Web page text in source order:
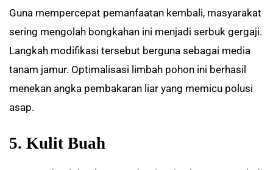
Guna mempercepat pemanfaatan kembali, masyarakat
sering mengolah bongkahan ini menjadi serbuk gergaji.
Langkah modifikasi tersebut berguna sebagai media
tanam jamur. Optimalisasi limbah pohon ini berhasil
menekan angka pembakaran liar yang memicu polusi
asap.
5. Kulit Buah